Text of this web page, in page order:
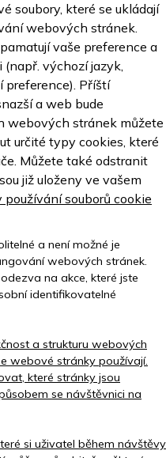
soubory, které se ukládají
webových stránek.
vaše preference a
výchozí jazyk,
preference). Příští
a web bude
webových stránek můžete
určité typy cookies, které
Můžete také odstranit
již uloženy ve vašem
souborů cookie
a není možné je
webových stránek.
na akce, které jste
identifikovatelné
a strukturu webových
webové stránky používají.
které stránky jsou
se návštěvnici na
si uživatel během návštěvy